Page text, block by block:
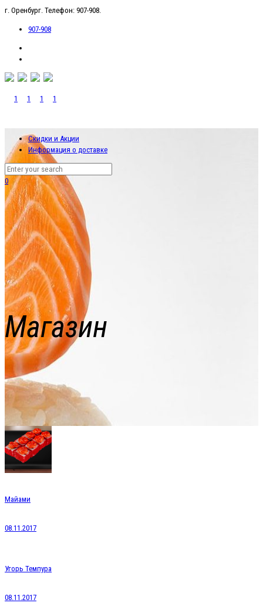
г. Оренбург. Телефон: 907-908.
907-908
Скидки и Акции
Информация о доставке
0
Магазин
Майами
08.11.2017
Угорь Темпура
08.11.2017